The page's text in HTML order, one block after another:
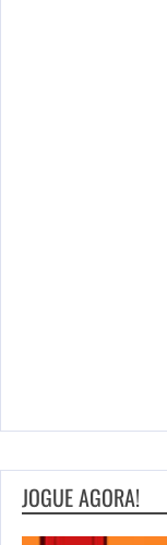
JOGUE AGORA!